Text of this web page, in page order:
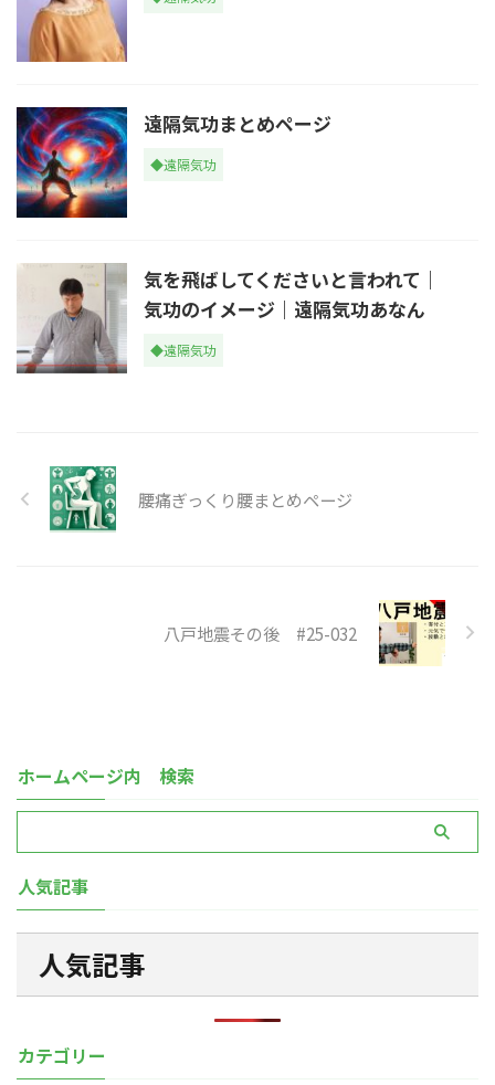
遠隔気功まとめページ
◆遠隔気功
気を飛ばしてくださいと言われて｜
気功のイメージ｜遠隔気功あなん
◆遠隔気功
腰痛ぎっくり腰まとめページ
八戸地震その後 #25-032
ホームページ内 検索
人気記事
人気記事
カテゴリー